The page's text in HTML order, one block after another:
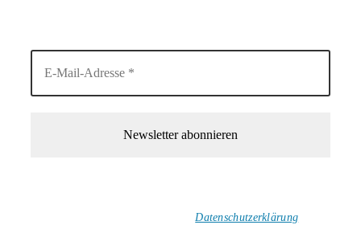
Datenschutzerklärung